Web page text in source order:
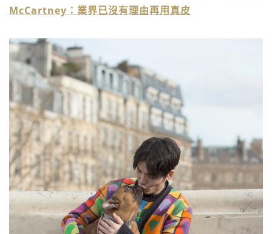
McCartney：業界已沒有理由再用真皮